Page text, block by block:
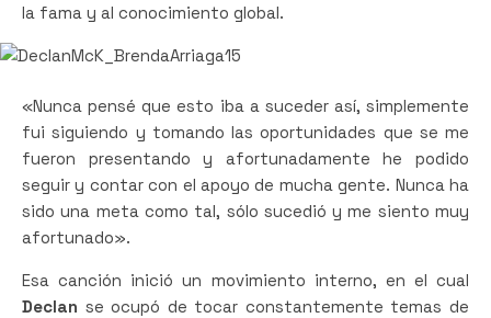
la fama y al conocimiento global.
«Nunca pensé que esto iba a suceder así, simplemente
fui siguiendo y tomando las oportunidades que se me
fueron presentando y afortunadamente he podido
seguir y contar con el apoyo de mucha gente. Nunca ha
sido una meta como tal, sólo sucedió y me siento muy
afortunado».
Esa canción inició un movimiento interno, en el cual
Declan se ocupó de tocar constantemente temas de